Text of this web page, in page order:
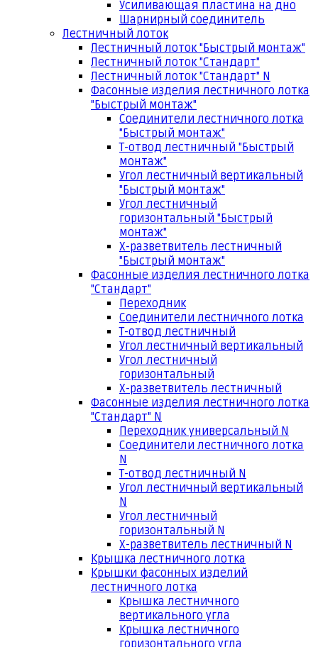
Усиливающая пластина на дно
Шарнирный соединитель
Лестничный лоток
Лестничный лоток "Быстрый монтаж"
Лестничный лоток "Стандарт"
Лестничный лоток "Стандарт" N
Фасонные изделия лестничного лотка
"Быстрый монтаж"
Соединители лестничного лотка
"Быстрый монтаж"
Т-отвод лестничный "Быстрый
монтаж"
Угол лестничный вертикальный
"Быстрый монтаж"
Угол лестничный
горизонтальный "Быстрый
монтаж"
Х-разветвитель лестничный
"Быстрый монтаж"
Фасонные изделия лестничного лотка
"Стандарт"
Переходник
Соединители лестничного лотка
Т-отвод лестничный
Угол лестничный вертикальный
Угол лестничный
горизонтальный
Х-разветвитель лестничный
Фасонные изделия лестничного лотка
"Стандарт" N
Переходник универсальный N
Соединители лестничного лотка
N
Т-отвод лестничный N
Угол лестничный вертикальный
N
Угол лестничный
горизонтальный N
Х-разветвитель лестничный N
Крышка лестничного лотка
Крышки фасонных изделий
лестничного лотка
Крышка лестничного
вертикального угла
Крышка лестничного
горизонтального угла